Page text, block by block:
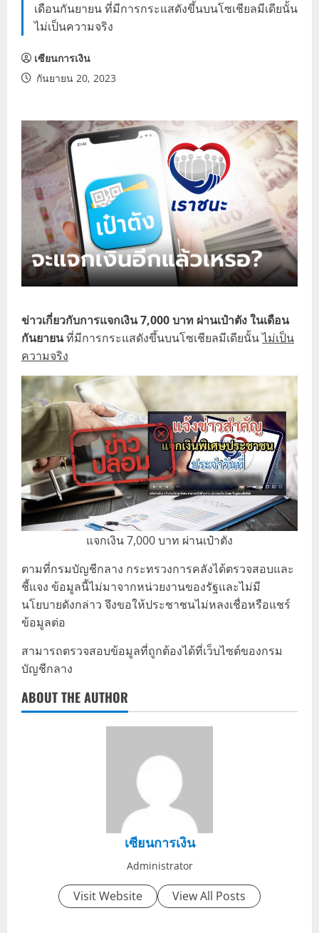
เดือนกันยายน ที่มีการกระแสดังขึ้นบนโซเชียลมีเดียนั้น
ไม่เป็นความจริง
เซียนการเงิน
กันยายน 20, 2023
ข่าวเกี่ยวกับการแจกเงิน 7,000 บาท ผ่านเป๋าตัง ในเดือน
กันยายนที่มีการกระแสดังขึ้นบนโซเชียลมีเดียนั้นไม่เป็น
ความจริง
แจกเงิน 7,000 บาท ผ่านเป๋าตัง
ตามที่กรมบัญชีกลาง กระทรวงการคลังได้ตรวจสอบและ
ชี้แจง ข้อมูลนี้ไม่มาจากหน่วยงานของรัฐและไม่มี
นโยบายดังกล่าว จึงขอให้ประชาชนไม่หลงเชื่อหรือแชร์
ข้อมูลต่อ
สามารถตรวจสอบข้อมูลที่ถูกต้องได้ที่เว็บไซต์ของกรม
บัญชีกลาง
ABOUT THE AUTHOR
เซียนการเงิน
Administrator
Visit Website View All Posts